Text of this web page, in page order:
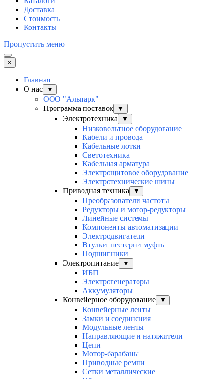
Доставка
Стоимость
Контакты
Пропустить меню
×
Главная
О нас
▼
ООО "Альпарк"
Программа поставок
▼
Электротехника ▼
Низковольтное оборудование
Кабели и провода
Кабельные лотки
Светотехника
Кабельная арматура
Электрощитовое оборудование
Электротехнические шины
Приводная техника
▼
Преобразователи частоты
Редукторы и мотор-редукторы
Линейные системы
Компоненты автоматизации
Электродвигатели
Втулки шестерни муфты
Подшипники
Электропитание
▼
ИБП
Электрогенераторы
Аккумуляторы
Конвейерное оборудование
▼
Конвейерные ленты
Замки и соединения
Модульные ленты
Направляющие и натяжители
Цепи
Мотор-барабаны
Приводные ремни
Сетки металлические